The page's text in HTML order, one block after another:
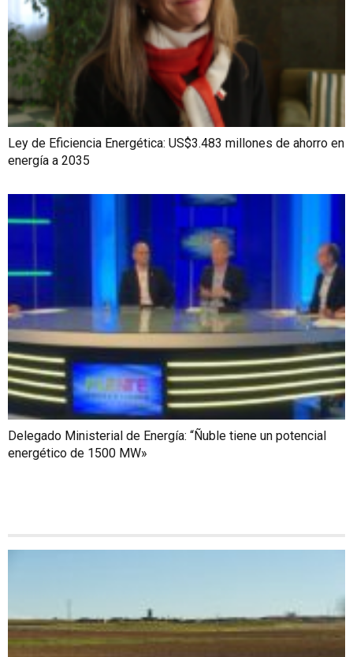
Ley de Eficiencia Energética: US$3.483 millones de ahorro en
energía a 2035
Delegado Ministerial de Energía: “Ñuble tiene un potencial
energético de 1500 MW»